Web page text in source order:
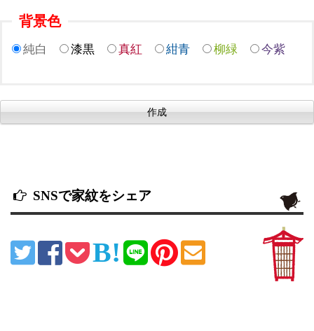
背景色
純白 漆黒 真紅 紺青 柳緑 今紫
SNSで家紋をシェア